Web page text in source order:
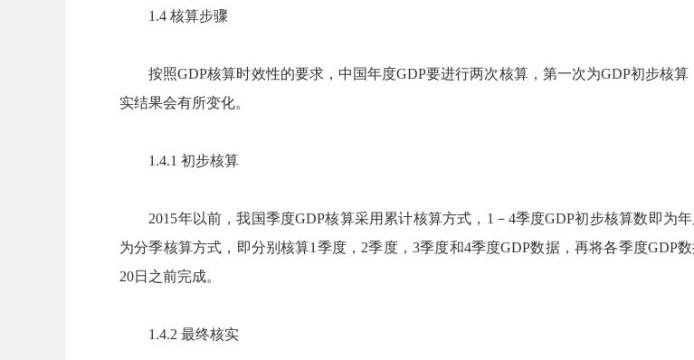
1.4 核算步骤
按照GDP核算时效性的要求，中国年度GDP要进行两次核算，第一次为GDP初步核算
实结果会有所变化。
1.4.1 初步核算
2015年以前，我国季度GDP核算采用累计核算方式，1－4季度GDP初步核算数即为
为分季核算方式，即分别核算1季度，2季度，3季度和4季度GDP数据，再将各季度GDP
20日之前完成。
1.4.2 最终核实